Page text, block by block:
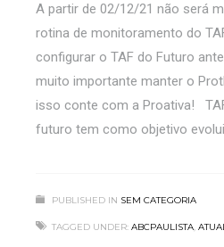
A partir de 02/12/21 não será
rotina de monitoramento do
configurar o TAF do Futuro
muito importante manter o
isso conte com a Proativa!
futuro tem como objetivo
PUBLISHED IN SEM CATEGORIA
TAGGED UNDER: ABCPAULISTA,